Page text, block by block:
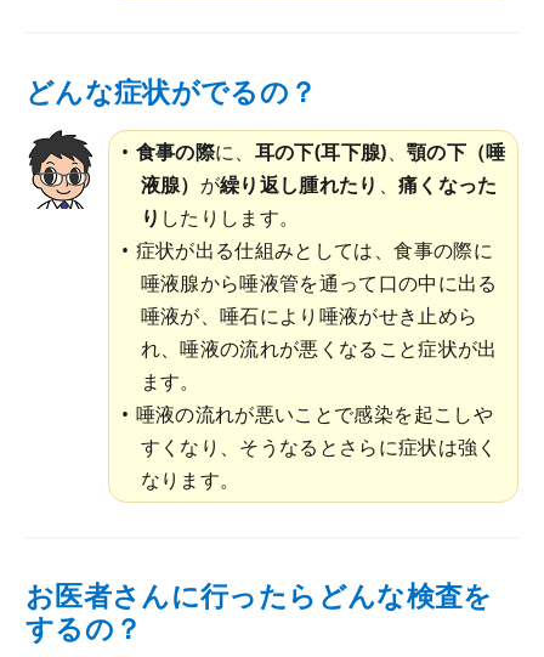
どんな症状がでるの？
食事の際に、 耳の下(耳下腺)、 顎の下（唾
液腺） が繰り返し腫れたり 、痛くなった
り したりします。
症状が出る仕組みとしては、食事の際に
唾液腺から唾液管を通って口の中に出る
唾液が、唾石により唾液がせき止めら
れ、唾液の流れが悪くなること症状が出
ます。
唾液の流れが悪いことで感染を起こしや
すくなり、そうなるとさらに症状は強く
なります。
お医者さんに行ったらどんな検査を
するの？